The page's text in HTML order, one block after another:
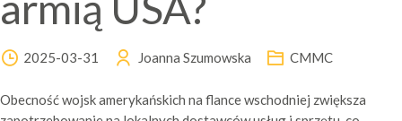
2025-03-31 Joanna Szumowska CMMC
Obecność wojsk amerykańskich na flance wschodniej zwiększa